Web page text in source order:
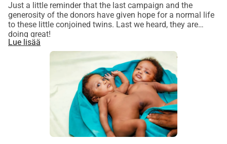
Just a little reminder that the last campaign and the
generosity of the donors have given hope for a normal life
to these little conjoined twins. Last we heard, they are
doing great!
Lue lisää